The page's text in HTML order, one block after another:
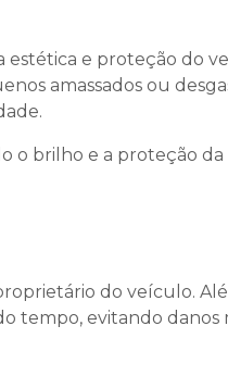
estética e proteção do
amassados ou
o brilho e a proteção
do veículo.
tempo, evitando danos